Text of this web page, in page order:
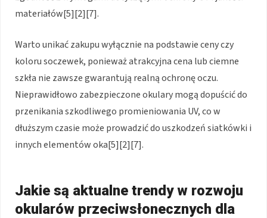
materiałów[5][2][7].
Warto unikać zakupu wyłącznie na podstawie ceny czy
koloru soczewek, ponieważ atrakcyjna cena lub ciemne
szkła nie zawsze gwarantują realną ochronę oczu.
Nieprawidłowo zabezpieczone okulary mogą dopuścić do
przenikania szkodliwego promieniowania UV, co w
dłuższym czasie może prowadzić do uszkodzeń siatkówki i
innych elementów oka[5][2][7].
Jakie są aktualne trendy w rozwoju
okularów przeciwsłonecznych dla